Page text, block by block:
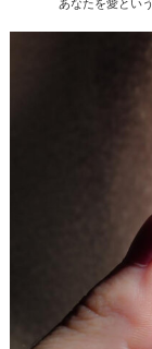
あなたを愛とい